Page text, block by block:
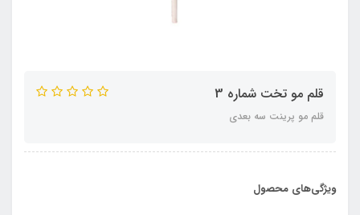
قلم مو تخت شماره 3
قلم مو پرینت سه بعدی
ویژگی‌های محصول